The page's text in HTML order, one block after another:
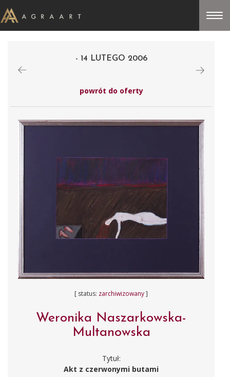
- 14 LUTEGO 2006
powrót do oferty
[ status: zarchiwizowany]
Weronika Naszarkowska-
Multanowska
Tytuł:
Akt z czerwonymi butami